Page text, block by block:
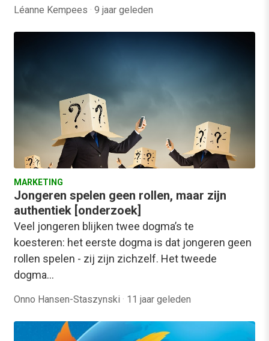
Léanne Kempees · 9 jaar geleden
MARKETING
Jongeren spelen geen rollen, maar zijn
authentiek [onderzoek]
Veel jongeren blijken twee dogma’s te
koesteren: het eerste dogma is dat jongeren geen
rollen spelen - zij zijn zichzelf. Het tweede
dogma…
Onno Hansen-Staszynski · 11 jaar geleden